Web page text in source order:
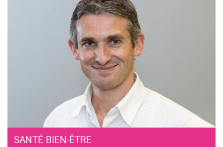
SANTÉ BIEN-ÊTRE